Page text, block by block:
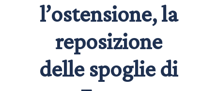
l’ostensione, la
reposizione
delle spoglie di